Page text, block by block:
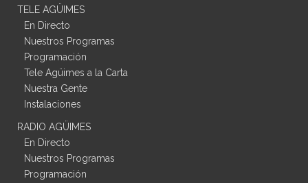
TELE AGÜIMES
En Directo
Nuestros Programas
Programación
Tele Agüimes a la Carta
Nuestra Gente
Instalaciones
RADIO AGÜIMES
En Directo
Nuestros Programas
Programación